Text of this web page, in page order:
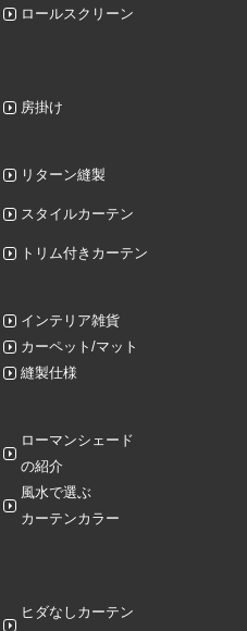
ロールスクリーン
房掛け
リターン縫製
スタイルカーテン
トリム付きカーテン
インテリア雑貨
カーペット/マット
縫製仕様
ローマンシェード
の紹介
風水で選ぶ
カーテンカラー
ヒダなしカーテン